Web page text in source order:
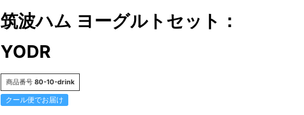
筑波ハム ヨーグルトセット：
YODR
商品番号 80-10-drink
クール便でお届け